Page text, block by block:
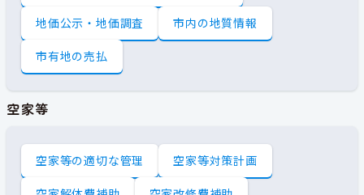
地価公示・地価調査 市内の地質情報
市有地の売払
空家等
空家等の適切な管理 空家等対策計画